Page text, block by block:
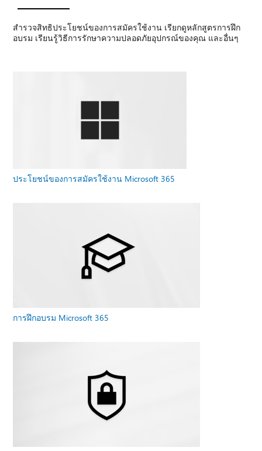
สํารวจสิทธิประโยชน์ของการสมัครใช้งาน เรียกดูหลักสูตรการฝึก
อบรม เรียนรู้วิธีการรักษาความปลอดภัยอุปกรณ์ของคุณ และอื่นๆ
ประโยชน์ของการสมัครใช้งาน Microsoft 365
การฝึกอบรม Microsoft 365